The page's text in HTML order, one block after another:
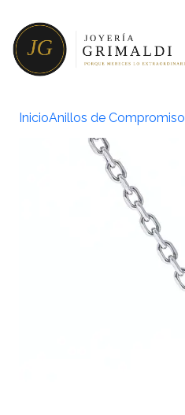
InicioAnillos de Compromiso